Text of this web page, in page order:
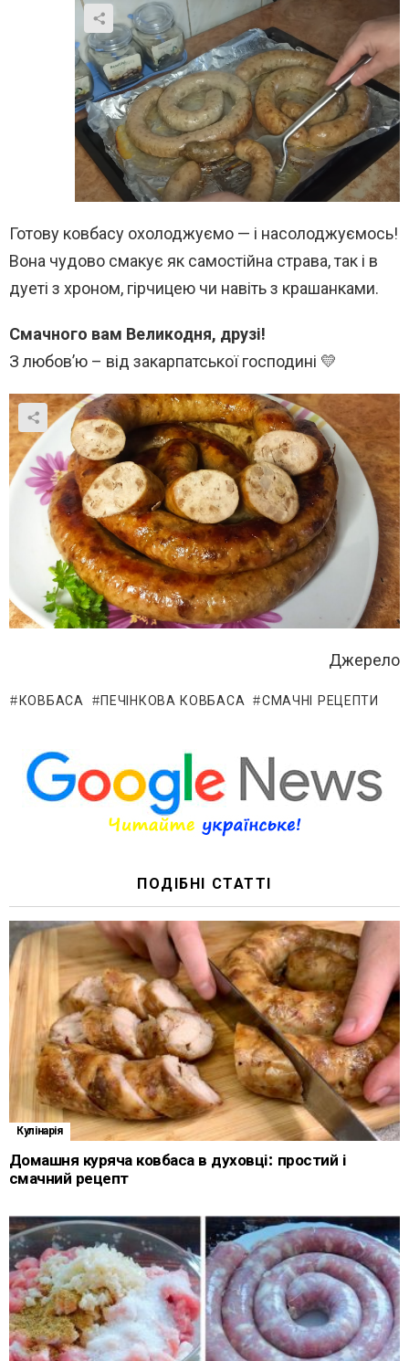
Готову ковбасу охолоджуємо — і насолоджуємось!
Вона чудово смакує як самостійна страва, так і в
дуеті з хроном, гірчицею чи навіть з крашанками.
Смачного вам Великодня, друзі!
З любов’ю – від закарпатської господині 💛
Джерело
КОВБАСА ПЕЧІНКОВА КОВБАСА СМАЧНІ РЕЦЕПТИ
ПОДІБНІ СТАТТІ
Кулінарія
Домашня куряча ковбаса в духовці: простий і
смачний рецепт